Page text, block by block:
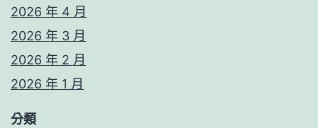
2026 年 4 月
2026 年 3 月
2026 年 2 月
2026 年 1 月
分類